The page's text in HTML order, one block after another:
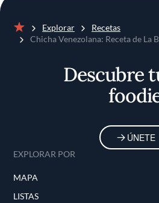
Inicio
Explorar
Recetas
Chicha Venezolana: Receta de La
Descubre
ÚNETE
EXPLORAR POR
MAPA
LISTAS